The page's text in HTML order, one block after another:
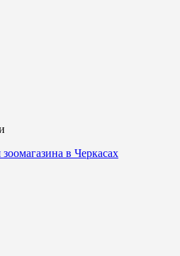
в Черкасах